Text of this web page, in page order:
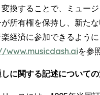
換することで、ミュー
所有権を保持し、新た
経済に参加できるよう
www.musicdash.aiを参
に関する記述について